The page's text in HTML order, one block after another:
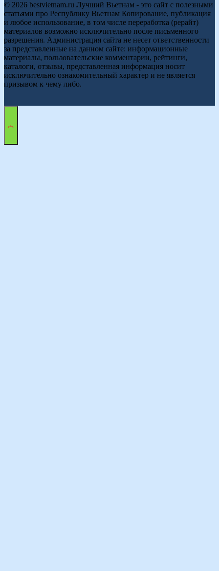
© 2026 bestvietnam.ru Лучший Вьетнам - это сайт с полезными
статьями про Республику Вьетнам Копирование, публикация
и любое использование, в том числе переработка (рерайт)
материалов возможно исключительно после письменного
разрешения. Администрация сайта не несет ответственности
за представленные на данном сайте: информационные
материалы, пользовательские комментарии, рейтинги,
каталоги, отзывы, представленная информация носит
исключительно ознакомительный характер и не является
призывом к чему либо.